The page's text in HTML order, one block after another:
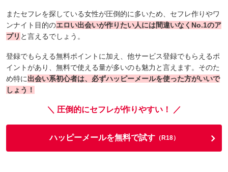
またセフレを探している女性が圧倒的に多いため、セフレ作りやワ
ンナイト目的のエロい出会いが作りたい人には間違いなくNo.1のア
プリ と言えるでしょう。
登録でもらえる無料ポイントに加え、他サービス登録でもらえるポ
イントがあり、無料で使える量が多いのも魅力と言えます。そのた
め特に出会い系初心者は、必ずハッピーメールを使った方がいいで
しょう！
＼ 圧倒的にセフレが作りやすい！ ／
ハッピーメールを無料で試す（R18）